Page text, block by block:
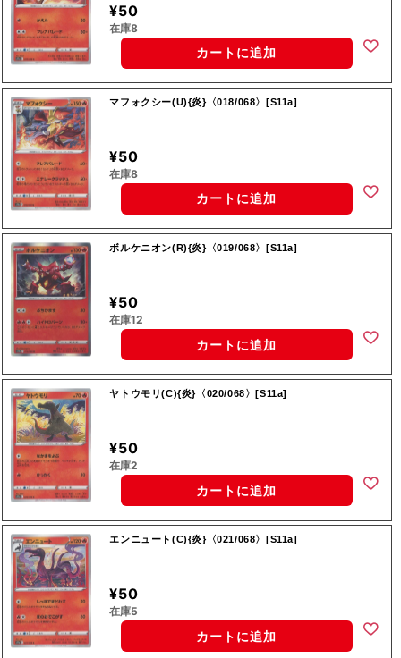
¥50
在庫8
カートに追加
マフォクシー(U){炎}〈018/068〉[S11a]
¥50
在庫8
カートに追加
ボルケニオン(R){炎}〈019/068〉[S11a]
¥50
在庫12
カートに追加
ヤトウモリ(C){炎}〈020/068〉[S11a]
¥50
在庫2
カートに追加
エンニュート(C){炎}〈021/068〉[S11a]
¥50
在庫5
カートに追加